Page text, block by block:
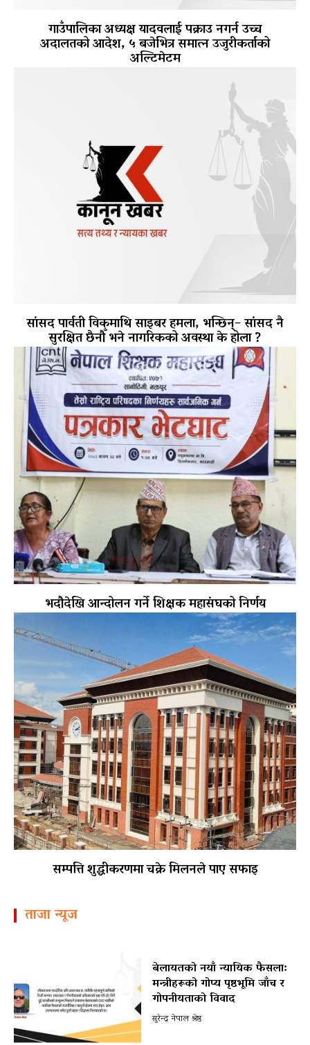
गाउँपालिका अध्यक्ष यादवलाई पक्राउ नगर्न उच्च
अदालतको आदेश, ५ बजेभित्र समात्न उजुरीकर्ताको
अल्टिमेटम
सांसद पार्वती विकमाथि साइबर हमला, भन्छिन्– सांसद नै
सुरक्षित छैनौँ भने नागरिकको अवस्था के होला ?
भदौदेखि आन्दोलन गर्ने शिक्षक महासंघको निर्णय
सम्पत्ति शुद्धीकरणमा चक्रे मिलनले पाए सफाइ
ताजा न्यूज
बेलायतको नयाँ न्यायिक फैसला:
मन्त्रीहरूको गोप्य पृष्ठभूमि जाँच र
गोपनीयताको विवाद
सुरेन्द्र नेपाल श्रेष्ठ